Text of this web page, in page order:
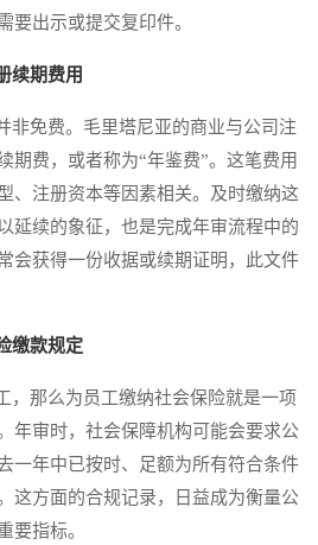
要出示或提交复印件。
续期费用
免费。毛里塔尼亚的商业与公司注
期费，或者称为“年鉴费”。这笔费用
、注册资本等因素相关。及时缴纳这
延续的象征，也是完成年审流程中的
会获得一份收据或续期证明，此文件
缴款规定
那么为员工缴纳社会保险就是一项
年审时，社会保障机构可能会要求公
一年中已按时、足额为所有符合条件
这方面的合规记录，日益成为衡量公
要指标。